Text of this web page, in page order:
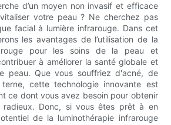
d’un moyen non invasif et efficace
votre peau ? Ne cherchez pas
facial à lumière infrarouge. Dans cet
les avantages de l’utilisation de la
pour les soins de la peau et
à améliorer la santé globale et
peau. Que vous souffriez d'acné, de
cette technologie innovante est
ce dont vous avez besoin pour obtenir
Donc, si vous êtes prêt à en
de la luminothérapie infrarouge